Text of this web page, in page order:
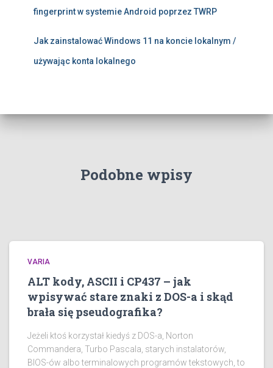
fingerprint w systemie Android poprzez TWRP
Jak zainstalować Windows 11 na koncie lokalnym /
używając konta lokalnego
Podobne wpisy
VARIA
ALT kody, ASCII i CP437 – jak
wpisywać stare znaki z DOS-a i skąd
brała się pseudografika?
Jeżeli ktoś korzystał kiedyś z DOS-a, Norton
Commandera, Turbo Pascala, starych instalatorów,
BIOS-ów albo terminalowych programów tekstowych, to